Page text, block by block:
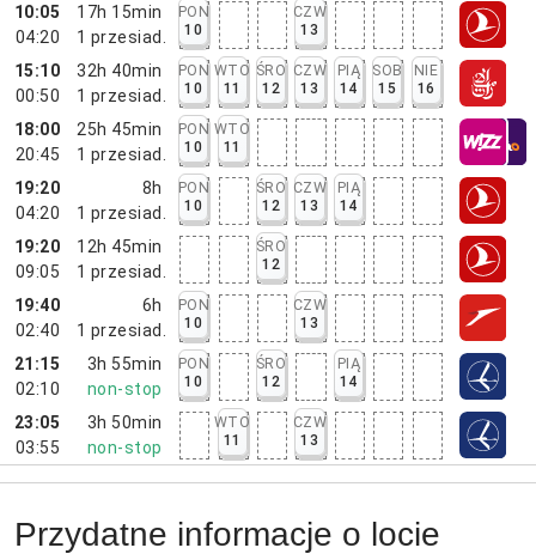
10:05
04:20
17h 15min
1 przesiad.
PON
10
CZW
13
15:10
00:50
32h 40min
1 przesiad.
PON
10
WTO
11
ŚRO
12
CZW
13
PIĄ
14
SOB
15
NIE
16
18:00
20:45
25h 45min
1 przesiad.
PON
10
WTO
11
19:20
04:20
8h
1 przesiad.
PON
10
ŚRO
12
CZW
13
PIĄ
14
19:20
09:05
12h 45min
1 przesiad.
ŚRO
12
19:40
02:40
6h
1 przesiad.
PON
10
CZW
13
21:15
02:10
3h 55min
non-stop
PON
10
ŚRO
12
PIĄ
14
23:05
03:55
3h 50min
non-stop
WTO
11
CZW
13
Przydatne informacje o locie